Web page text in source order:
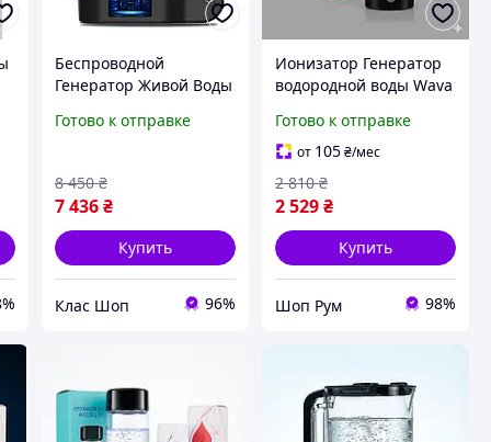
Беспроводной
Генератор Живой Воды
кувшин Мощный
иммунитета, энергии и
красоты
Готово к отправке
7 436 ₴
8 450 ₴
Купить
Клас Шоп 96%
Ионизатор Генератор
водородной воды Wava
аккумуляторный со
стеклянной колбой и
мембраной Черный
Готово к отправке
от 105₴/мес
2 529₴
2 810 ₴
Купить
Шоп Рум 98%